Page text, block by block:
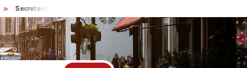
Secretaría de Salud descarta brote activo de ciclosporiasis en México y